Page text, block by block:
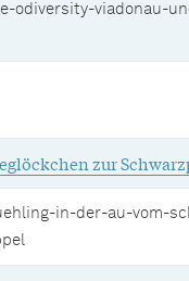
odiversity-viadonau-
zur
in-der-au-vom-